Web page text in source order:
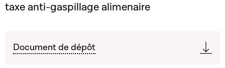
taxe anti-gaspillage alimenaire
Document de dépôt